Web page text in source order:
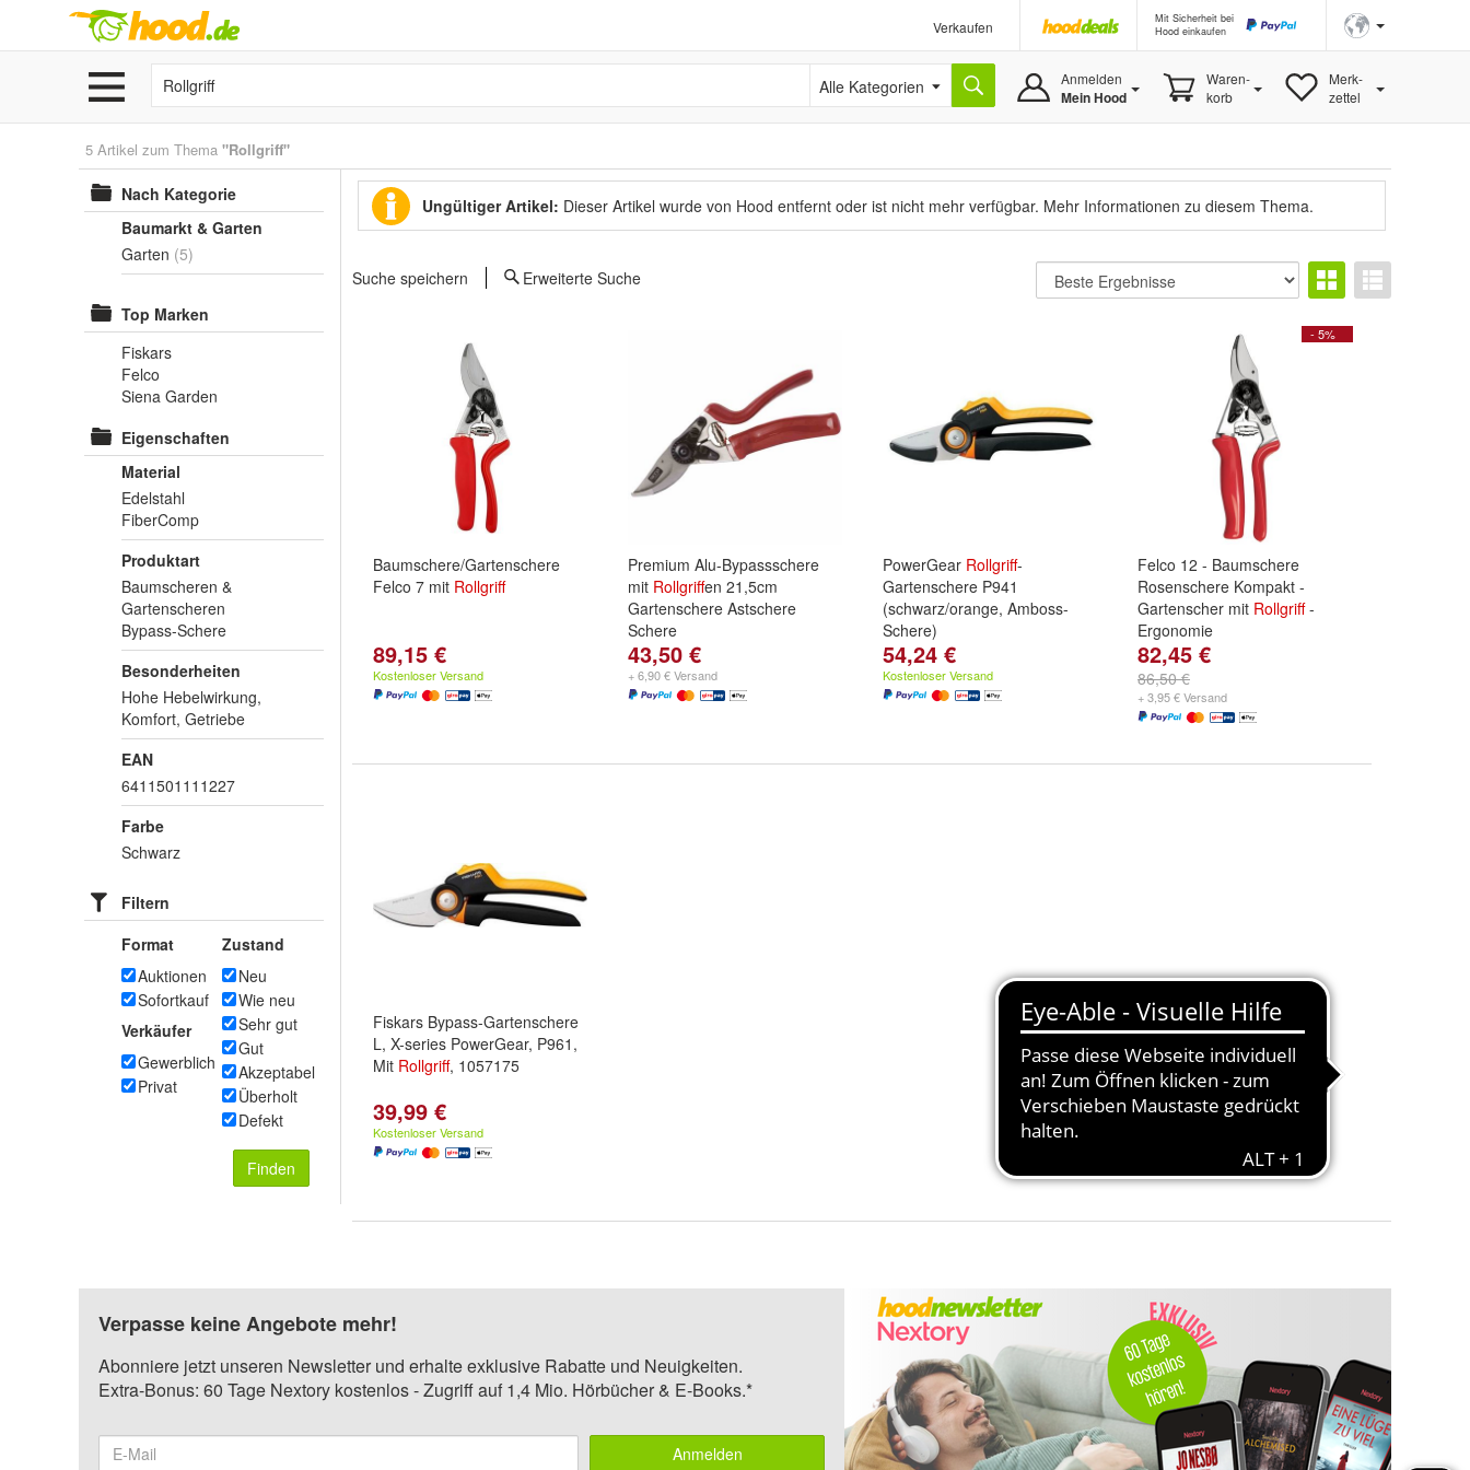
Verkaufen
Mit Sicherheit bei
Hood einkaufen
Alle Kategorien Anmelden
Mein Hood
Waren-
korb
Merk-
zettel
5 Artikel zum Thema "Rollgriff"
Nach Kategorie
Baumarkt & Garten
Garten (5)
Top Marken
Fiskars
Felco
Siena Garden
Eigenschaften
Material
Edelstahl
FiberComp
Produktart
Baumscheren &
Gartenscheren
Bypass-Schere
Besonderheiten
Hohe Hebelwirkung,
Komfort, Getriebe
EAN
6411501111227
Farbe
Schwarz
Filtern
Format
Auktionen
Sofortkauf
Verkäufer
Gewerblich
Privat
Zustand
Neu
Wie neu
Sehr gut
Gut
Akzeptabel
Überholt
Defekt
Finden
Ungültiger Artikel: Dieser Artikel wurde von Hood entfernt oder ist nicht mehr verfügbar. Mehr Informationen zu diesem Thema.
Suche speichern Erweiterte Suche
Baumschere/Gartenschere
Felco 7 mit Rollgriff
89,15 €
Kostenloser Versand
Premium Alu-Bypassschere
mit Rollgriffen 21,5cm
Gartenschere Astschere
Schere
43,50 €
+ 6,90 € Versand
PowerGear Rollgriff-
Gartenschere P941
(schwarz/orange, Amboss-
Schere)
54,24 €
Kostenloser Versand
- 5%
Felco 12 - Baumschere
Rosenschere Kompakt -
Gartenscher mit Rollgriff-
Ergonomie
82,45 €
86,50 €
+ 3,95 € Versand
Fiskars Bypass-Gartenschere
L, X-series PowerGear, P961,
Mit Rollgriff, 1057175
39,99 €
Kostenloser Versand
Verpasse keine Angebote mehr!
Abonniere jetzt unseren Newsletter und erhalte exklusive Rabatte und Neuigkeiten.
Extra-Bonus: 60 Tage Nextory kostenlos - Zugriff auf 1,4 Mio. Hörbücher & E-Books.*
Anmelden